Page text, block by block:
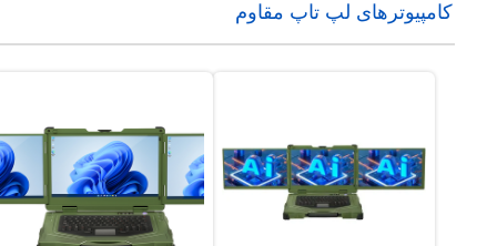
کامپیوترهای لپ تاپ مقاوم